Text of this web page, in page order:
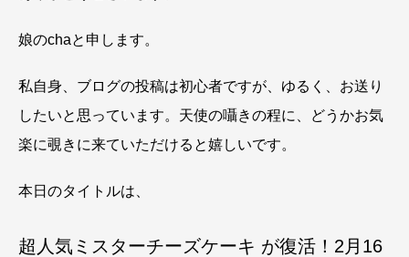
娘のchaと申します。
私自身、ブログの投稿は初心者ですが、ゆるく、お送り
したいと思っています。天使の囁きの程に、どうかお気
楽に覗きに来ていただけると嬉しいです。
本日のタイトルは、
超人気ミスターチーズケーキ が復活！2月16